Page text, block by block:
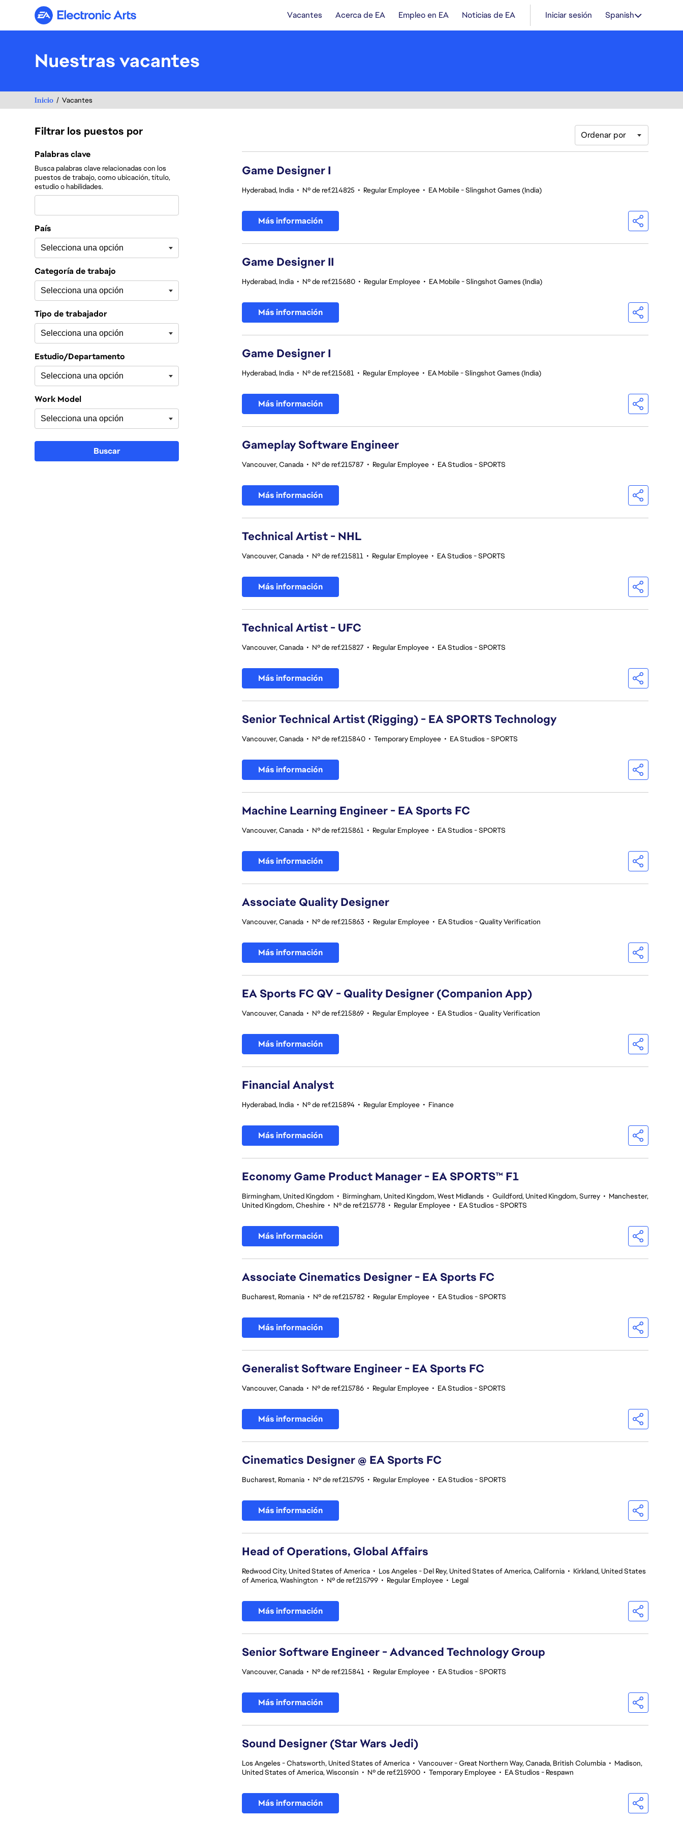
Electronic Arts Vacantes Acerca de EA Empleo en EA Noticias de EA Iniciar sesión Spanish
Nuestras vacantes
Inicio Vacantes
Filtrar los puestos por
Filtrar los puestos por
Palabras clave
Busca palabras clave relacionadas con los
puestos de trabajo, como ubicación, título,
estudio o habilidades.
País
Categoría de trabajo
Tipo de trabajador
Estudio/Departamento
Work Model
Buscar
Ordenar por
Game Designer I
Hyderabad, India • Nº de ref.214825 • Regular Employee • EA Mobile - Slingshot Games (India)
Más información
Game Designer II
Hyderabad, India • Nº de ref.215680 • Regular Employee • EA Mobile - Slingshot Games (India)
Más información
Game Designer I
Hyderabad, India • Nº de ref.215681 • Regular Employee • EA Mobile - Slingshot Games (India)
Más información
Gameplay Software Engineer
Vancouver, Canada • Nº de ref.215787 • Regular Employee • EA Studios - SPORTS
Más información
Technical Artist - NHL
Vancouver, Canada • Nº de ref.215811 • Regular Employee • EA Studios - SPORTS
Más información
Technical Artist - UFC
Vancouver, Canada • Nº de ref.215827 • Regular Employee • EA Studios - SPORTS
Más información
Senior Technical Artist (Rigging) - EA SPORTS Technology
Vancouver, Canada • Nº de ref.215840 • Temporary Employee • EA Studios - SPORTS
Más información
Machine Learning Engineer - EA Sports FC
Vancouver, Canada • Nº de ref.215861 • Regular Employee • EA Studios - SPORTS
Más información
Associate Quality Designer
Vancouver, Canada • Nº de ref.215863 • Regular Employee • EA Studios - Quality Verification
Más información
EA Sports FC QV - Quality Designer (Companion App)
Vancouver, Canada • Nº de ref.215869 • Regular Employee • EA Studios - Quality Verification
Más información
Financial Analyst
Hyderabad, India • Nº de ref.215894 • Regular Employee • Finance
Más información
Economy Game Product Manager - EA SPORTS™ F1
Birmingham, United Kingdom • Birmingham, United Kingdom, West Midlands • Guildford, United Kingdom, Surrey • Manchester,
United Kingdom, Cheshire • Nº de ref.215778 • Regular Employee • EA Studios - SPORTS
Más información
Associate Cinematics Designer - EA Sports FC
Bucharest, Romania • Nº de ref.215782 • Regular Employee • EA Studios - SPORTS
Más información
Generalist Software Engineer - EA Sports FC
Vancouver, Canada • Nº de ref.215786 • Regular Employee • EA Studios - SPORTS
Más información
Cinematics Designer @ EA Sports FC
Bucharest, Romania • Nº de ref.215795 • Regular Employee • EA Studios - SPORTS
Más información
Head of Operations, Global Affairs
Redwood City, United States of America • Los Angeles - Del Rey, United States of America, California • Kirkland, United States
of America, Washington • Nº de ref.215799 • Regular Employee • Legal
Más información
Senior Software Engineer - Advanced Technology Group
Vancouver, Canada • Nº de ref.215841 • Regular Employee • EA Studios - SPORTS
Más información
Sound Designer (Star Wars Jedi)
Los Angeles - Chatsworth, United States of America • Vancouver - Great Northern Way, Canada, British Columbia • Madison,
United States of America, Wisconsin • Nº de ref.215900 • Temporary Employee • EA Studios - Respawn
Más información